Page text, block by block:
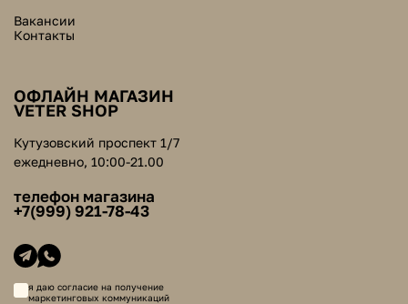
Вакансии
Контакты
ОФЛАЙН МАГАЗИН
VETER SHOP
Кутузовский проспект 1/7
ежедневно, 10:00-21.00
телефон магазина
+7(999) 921-78-43
я даю согласие на получение
маркетинговых коммуникаций